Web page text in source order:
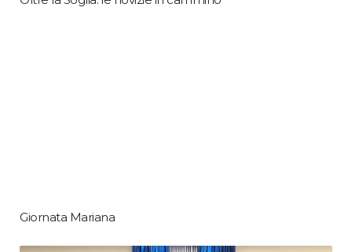
Giornata Mariana